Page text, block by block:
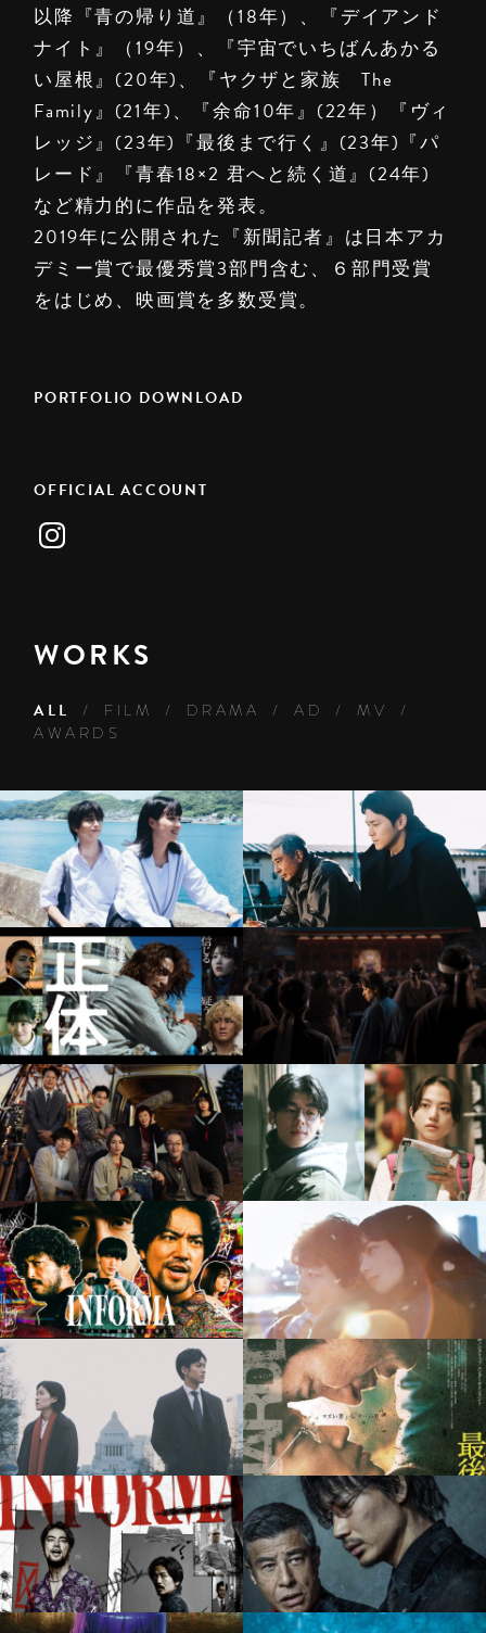
以降『青の帰り道』（18年）、『デイアンド
ナイト』（19年）、『宇宙でいちばんあかる
い屋根』(20年)、『ヤクザと家族 The
Family』(21年)、『余命10年』(22年）『ヴィ
レッジ』(23年)『最後まで行く』(23年)『パ
レード』『青春18×2 君へと続く道』(24年)
など精力的に作品を発表。
2019年に公開された『新聞記者』は日本アカ
デミー賞で最優秀賞3部門含む、６部門受賞
をはじめ、映画賞を多数受賞。
PORTFOLIO DOWNLOAD
OFFICIAL ACCOUNT
WORKS
ALL FILM DRAMA AD
MV
AWARDS